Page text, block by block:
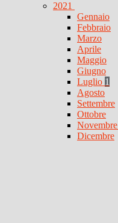
2021
Gennaio
Febbraio
Marzo
Aprile
Maggio
Giugno
Luglio 1
Agosto
Settembre
Ottobre
Novembre
Dicembre